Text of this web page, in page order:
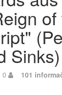
of
Sinks)
0 101